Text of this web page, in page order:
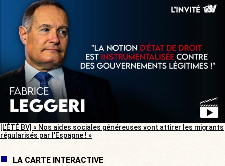
[L’ÉTÉ BV] « Nos aides sociales généreuses vont attirer les migrants
régularisés par l’Espagne ! »
LA CARTE INTERACTIVE